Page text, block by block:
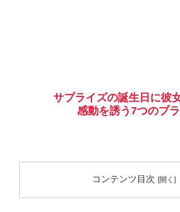
サプライズの誕生日に彼
感動を誘う7つのプ
コンテンツ目次